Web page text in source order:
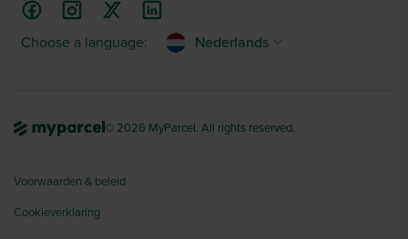
Choose a language: Nederlands
© 2026 MyParcel. All rights reserved.
Voorwaarden & beleid
Cookieverklaring